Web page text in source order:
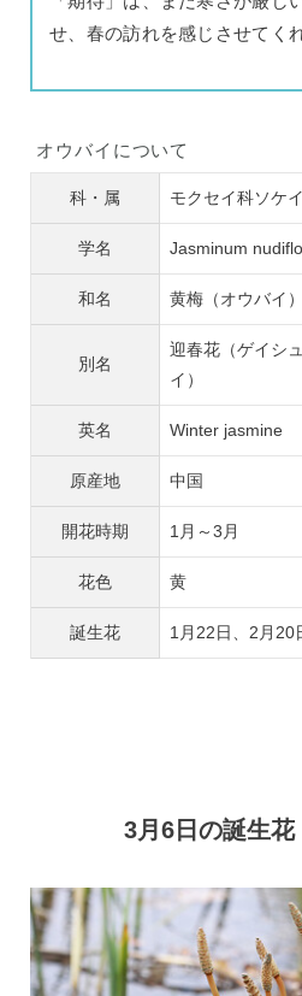
せ、春の訪れを感じさせてく
オウバイについて
科・属 モクセイ科ソケ
学名 Jasminum
和名 黄梅（オウバイ）
別名
迎春花（ゲイシ
イ）
英名 Winter jasmine
原産地 中国
開花時期 1月～3月
花色 黄
誕生花 1月22日、2月20
3月6日の誕生花